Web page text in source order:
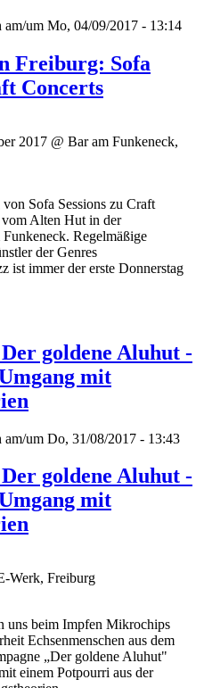
am/um Mo, 04/09/2017 - 13:14
Freiburg: Sofa
Concerts
2017 @ Bar am Funkeneck,
Sofa Sessions zu Craft
Alten Hut in der
Regelmäßige
der Genres
ist immer der erste Donnerstag
goldene Aluhut -
mit
am/um Do, 31/08/2017 - 13:43
goldene Aluhut -
mit
Werk, Freiburg
uns beim Impfen Mikrochips
Echsenmenschen aus dem
„Der goldene Aluhut"
einem Potpourri aus der